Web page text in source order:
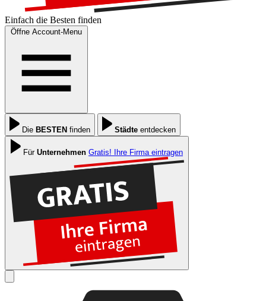
Einfach die Besten finden
Öffne Account-Menu
Die BESTEN finden Städte entdecken
Für Unternehmen Gratis! Ihre Firma eintragen